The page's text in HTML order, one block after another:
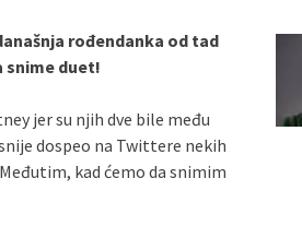
rođendanka od tad
snime duet!
jer su njih dve bile među
dospeo na Twittere nekih
kad ćemo da snimim